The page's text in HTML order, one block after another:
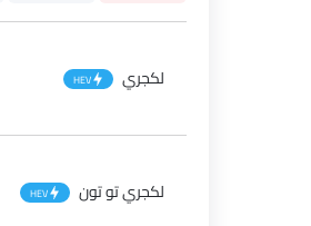
لكجري HEV
لكجري تو تون HEV